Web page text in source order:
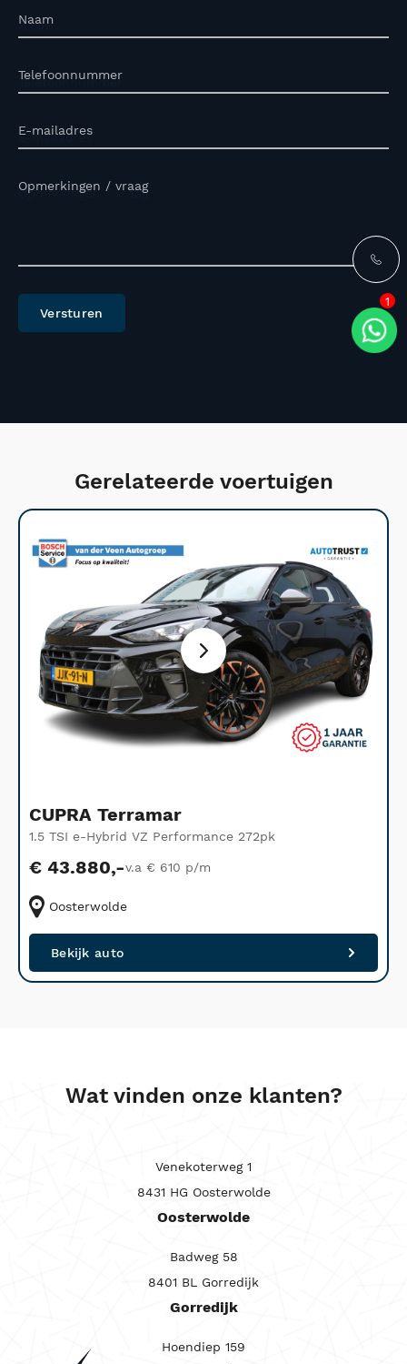
1
Naam
Telefoonnummer
E-mailadres
Opmerkingen / vraag
Versturen
Gerelateerde voertuigen
CUPRA Terramar
1.5 TSI e-Hybrid VZ Performance 272pk
€ 43.880,- v.a € 610 p/m
Oosterwolde
Bekijk auto
Wat vinden onze klanten?
Venekoterweg 1
8431 HG Oosterwolde
Oosterwolde
Badweg 58
8401 BL Gorredijk
Gorredijk
Hoendiep 159